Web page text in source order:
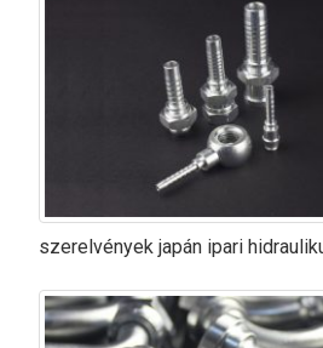
szerelvények japán ipari